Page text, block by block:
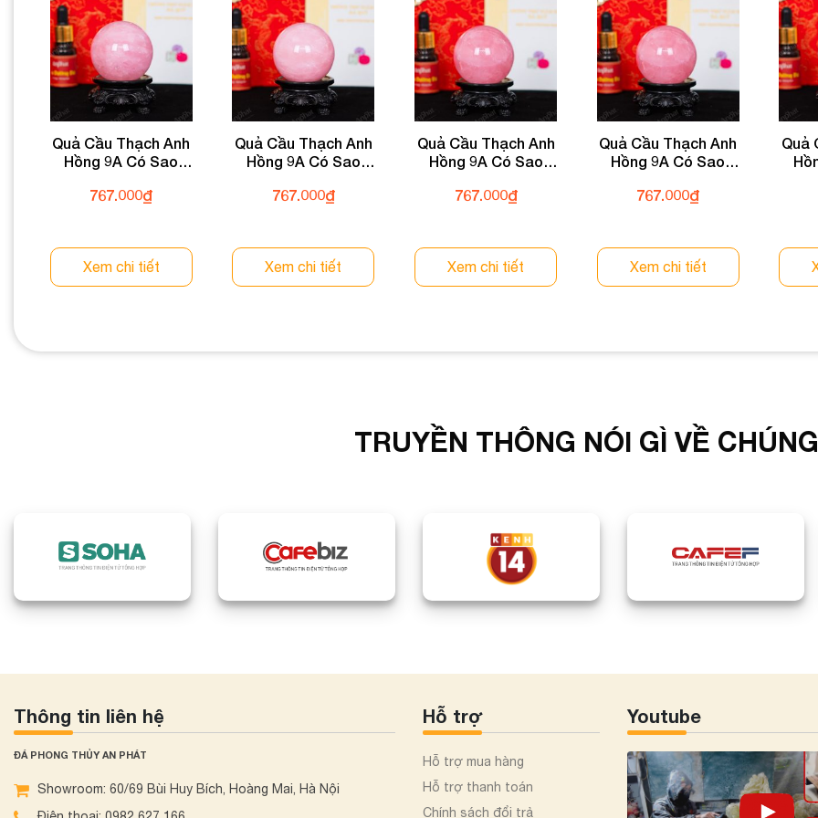
Quả Cầu Thạch Anh
Hồng 9A Có Sao
0,21
767.000₫
Xem chi tiết
Quả Cầu Thạch Anh
Hồng 9A Có Sao
0,21
767.000₫
Xem chi tiết
Quả Cầu Thạch Anh
Hồng 9A Có Sao
0,21
767.000₫
Xem chi tiết
Quả Cầu Thạch Anh
Hồng 9A Có Sao
0,21
767.000₫
Xem chi tiết
Quả
TRUYỀN THÔNG NÓI GÌ VỀ
Thông tin liên hệ
ĐÁ PHONG THỦY AN PHÁT
Showroom: 60/69 Bùi Huy Bích, Hoàng Mai, Hà Nội
Hỗ trợ
Hỗ trợ mua hàng
Hỗ trợ thanh toán
Chính sách đổi trả
Youtube